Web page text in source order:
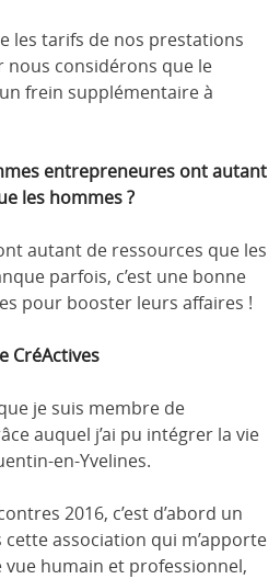
les tarifs de nos prestations
considérons que le
frein supplémentaire à
entrepreneures ont autant
les hommes ?
autant de ressources que les
parfois, c’est une bonne
pour booster leurs affaires !
CréActives
je suis membre de
auquel j’ai pu intégrer la vie
en-Yvelines.
2016, c’est d’abord un
association qui m’apporte
vue humain et professionnel,